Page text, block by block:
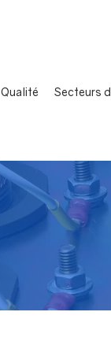
Qualité Secteurs